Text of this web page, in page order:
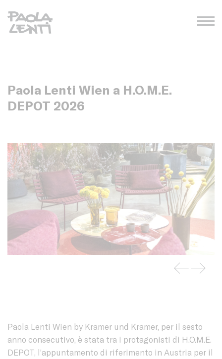
Paola Lenti Wien a H.O.M.E.
DEPOT 2026
Paola Lenti Wien by Kramer und Kramer, per il sesto
anno consecutivo, è stata tra i protagonisti di H.O.M.E.
DEPOT, l’appuntamento di riferimento in Austria per il